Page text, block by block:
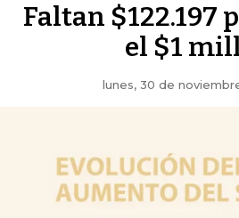
Faltan $122.197
el $1
lunes, 30 de